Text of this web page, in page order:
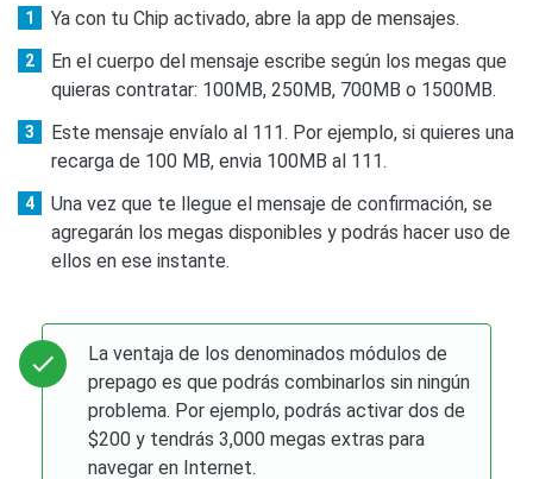
Ya con tu Chip activado, abre la app de mensajes.
En el cuerpo del mensaje escribe según los megas que
quieras contratar: 100MB, 250MB, 700MB o 1500MB.
Este mensaje envíalo al 111. Por ejemplo, si quieres una
recarga de 100 MB, envia 100MB al 111.
Una vez que te llegue el mensaje de confirmación, se
agregarán los megas disponibles y podrás hacer uso de
ellos en ese instante.
La ventaja de los denominados módulos de
prepago es que podrás combinarlos sin ningún
problema. Por ejemplo, podrás activar dos de
$200 y tendrás 3,000 megas extras para
navegar en Internet.